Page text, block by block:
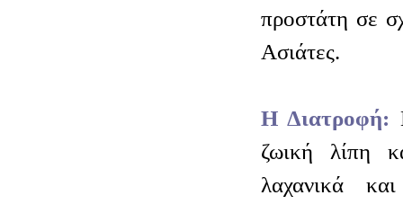
προστάτη σε
Ασιάτες.
Η Διατροφή:
ζωική λίπη
λαχανικά